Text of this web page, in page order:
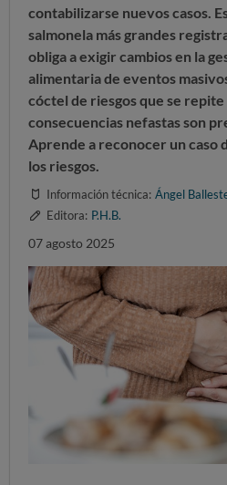
contabilizarse nuevos casos.
salmonela más grandes
obliga aexigir cambios en la
alimentaria de eventos
cóctel de riesgos que se
consecuencias nefastas son
Aprende a reconocer un caso
los riesgos.
Información técnica: Ángel
Editora: P.H.B.
07 agosto 2025